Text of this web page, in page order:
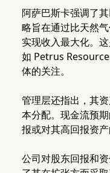
阿萨巴斯卡强调了
略旨在通过比天然
实现收入最大化。
如 Petrus
体的关注。
管理层还指出，其
本分配。现金流预
报或对其高回报资
公司对股东回报和